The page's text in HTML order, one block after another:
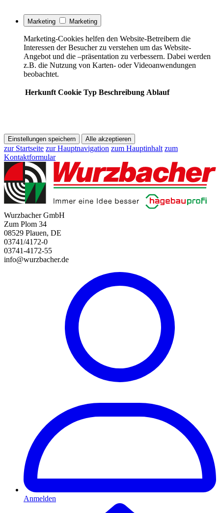
Marketing Marketing
Marketing-Cookies helfen den Website-Betreibern die
Interessen der Besucher zu verstehen um das Website-
Angebot und die –präsentation zu verbessern. Dabei werden
z.B. die Nutzung von Karten- oder Videoanwendungen
beobachtet.
Herkunft Cookie Typ Beschreibung Ablauf
Einstellungen speichern Alle akzeptieren
zur Startseite zur Hauptnavigation zum Hauptinhalt zum
Kontaktformular
Wurzbacher GmbH
Zum Plom 34
08529 Plauen, DE
03741/4172-0
03741-4172-55
info@wurzbacher.de
Anmelden